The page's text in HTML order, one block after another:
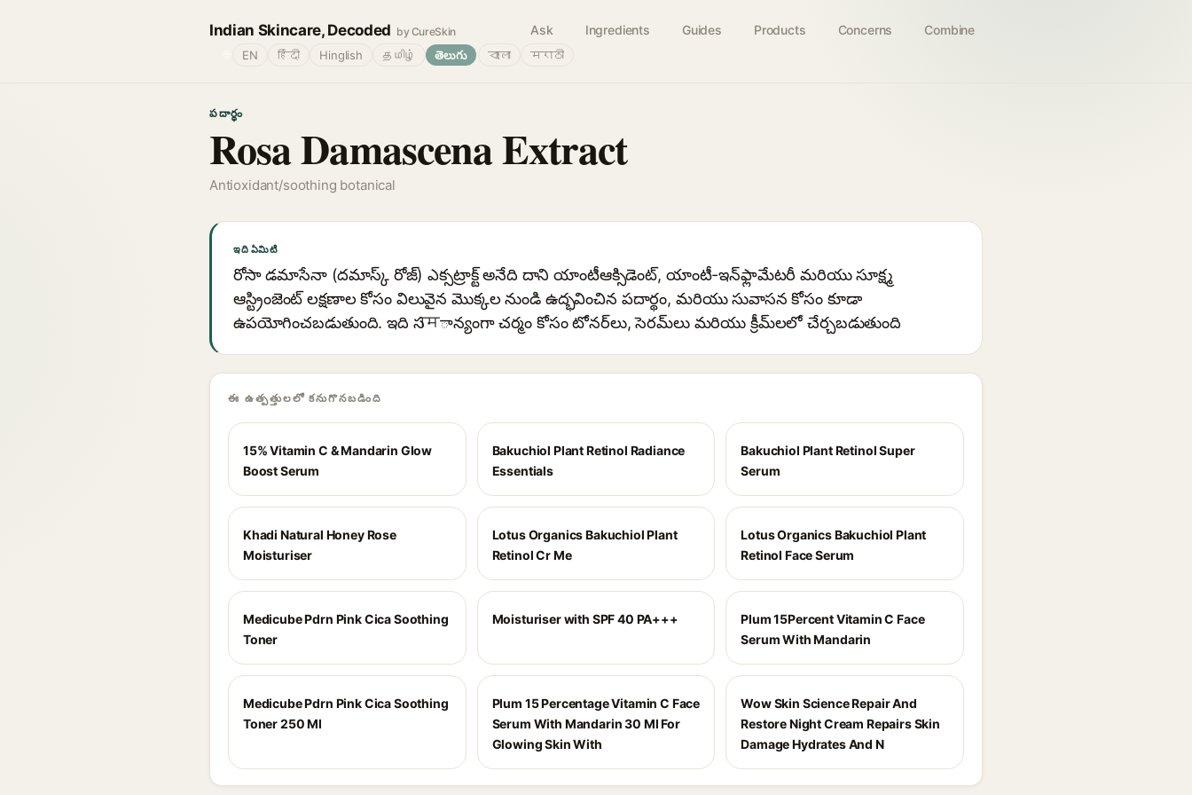
Indian Skincare, Decoded by CureSkin Ask Ingredients Guides Products Concerns Combine
EN हिंदी Hinglish தமிழ் తెలుగు বাংলা मराठी
పదార్థం
Rosa Damascena Extract
Antioxidant/soothing botanical
ఇది ఏమిటి
రోసా డమాసేనా (దమాస్క్ రోజ్) ఎక్సట్రాక్ట్ అనేది దాని యాంటీఆక్సిడెంట్, యాంటీ-ఇన్‌ఫ్లామేటరీ మరియు సూక్ష్మ
ఆస్ట్రింజెంట్ లక్షణాల కోసం విలువైన మొక్కల నుండి ఉద్భవించిన పదార్థం, మరియు సువాసన కోసం కూడా
ఉపయోగించబడుతుంది. ఇది సामాన్యంగా చర్మం కోసం టోనర్‌లు, సెరమ్‌లు మరియు క్రీమ్‌లలో చేర్చబడుతుంది
ఈ ఉత్పత్తులలో కనుగొనబడింది
15% Vitamin C & Mandarin Glow
Boost Serum
Bakuchiol Plant Retinol Radiance
Essentials
Bakuchiol Plant Retinol Super
Serum
Khadi Natural Honey Rose
Moisturiser
Lotus Organics Bakuchiol Plant
Retinol Cr Me
Lotus Organics Bakuchiol Plant
Retinol Face Serum
Medicube Pdrn Pink Cica Soothing
Toner
Moisturiser with SPF 40 PA+++
Plum 15Percent Vitamin C Face
Serum With Mandarin
Medicube Pdrn Pink Cica Soothing
Toner 250 Ml
Plum 15 Percentage Vitamin C Face
Serum With Mandarin 30 Ml For
Glowing Skin With
Wow Skin Science Repair And
Restore Night Cream Repairs Skin
Damage Hydrates And N